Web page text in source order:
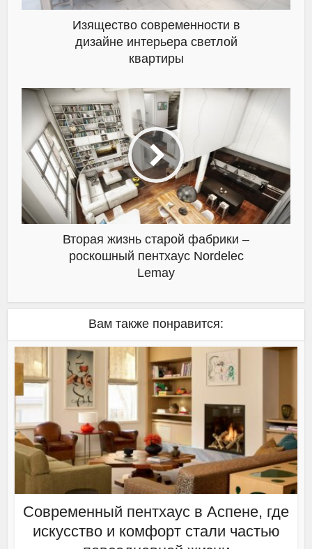
Изящество современности в
дизайне интерьера светлой
квартиры
Вторая жизнь старой фабрики –
роскошный пентхаус Nordelec
Lemay
Вам также понравится:
Современный пентхаус в Аспене, где
искусство и комфорт стали частью